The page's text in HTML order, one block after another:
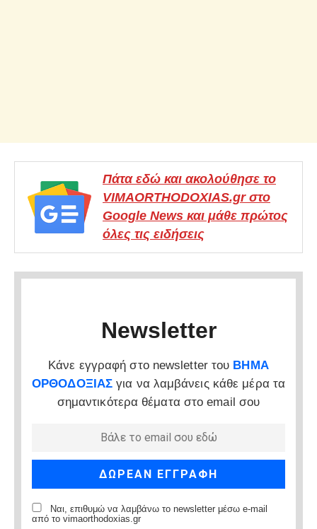
Πάτα εδώ και ακολούθησε το
VIMAORTHODOXIAS.gr στο
Google News και μάθε πρώτος
όλες τις ειδήσεις
Newsletter
Κάνε εγγραφή στο newsletter του ΒΗΜΑ
ΟΡΘΟΔΟΞΙΑΣ για να λαμβάνεις κάθε μέρα τα
σημαντικότερα θέματα στο email σου
Ναι, επιθυμώ να λαμβάνω το newsletter μέσω e-mail
από το vimaorthodoxias.gr